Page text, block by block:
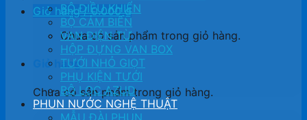
Giỏ hàng /0.000₫
Chưa có sản phẩm trong giỏ hàng.
Giỏ hàng
Chưa có sản phẩm trong giỏ hàng.
BỘ ĐIỀU KHIỂN
BỘ CẢM BIẾN
VAN ĐIỆN TỪ
HỘP ĐỰNG VAN BOX
TƯỚI NHỎ GIỌT
PHỤ KIỆN TƯỚI
BỘ LỌC AZUD
PHUN NƯỚC NGHỆ THUẬT
MẪU ĐÀI PHUN